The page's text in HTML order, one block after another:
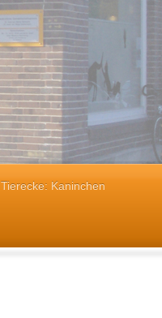
Tierecke: Kaninchen